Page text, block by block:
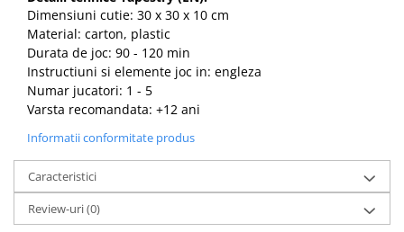
Dimensiuni cutie: 30 x 30 x 10 cm
Material: carton, plastic
Durata de joc: 90 - 120 min
Instructiuni si elemente joc in: engleza
Numar jucatori: 1 - 5
Varsta recomandata: +12 ani
Informatii conformitate produs
Caracteristici
Review-uri(0)